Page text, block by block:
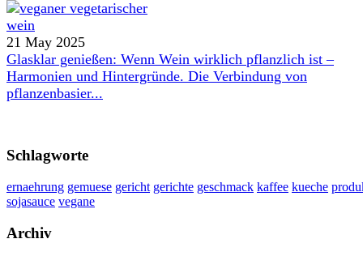
21 May 2025
Glasklar genießen: Wenn Wein wirklich pflanzlich ist –
Harmonien und Hintergründe. Die Verbindung von
pflanzenbasier...
Schlagworte
ernaehrung gemuese gericht gerichte geschmack kaffee kueche
sojasauce vegane
Archiv